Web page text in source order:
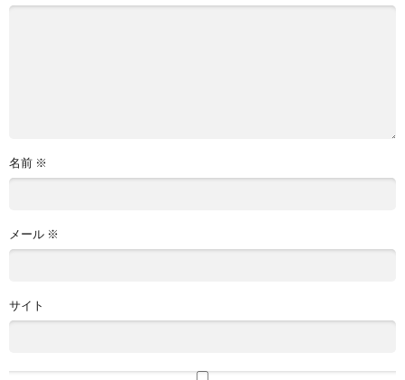
名前 ※
メール ※
サイト